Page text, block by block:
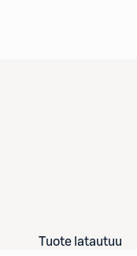
Tuote latautuu